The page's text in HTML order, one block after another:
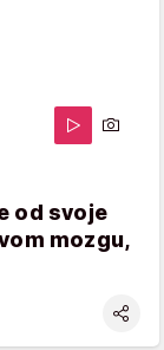
od svoje
mozgu,